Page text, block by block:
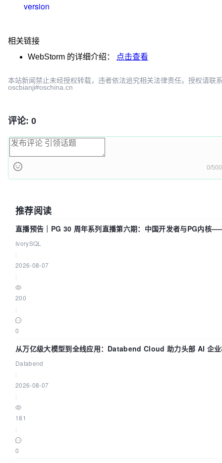
version
相关链接
WebStorm 的详细介绍： 点击查看
本站新闻禁止未经授权转载，违者依法追究相关法律责任。授权请联
oscbianji#oschina.cn
评论: 0
0/500
推荐阅读
直播预告｜PG 30 周年系列直播第六期：中国开发者与PG内核
得动吗？我们贡献了什么？
IvorySQL
2026-08-07
200
0
从万亿级大模型到全线应用：Databend Cloud 助力头部 AI 企
链路 Trace 数据管道
Databend
2026-08-07
181
0